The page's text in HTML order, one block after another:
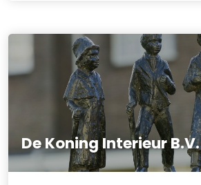
De Koning Interieur B.V.